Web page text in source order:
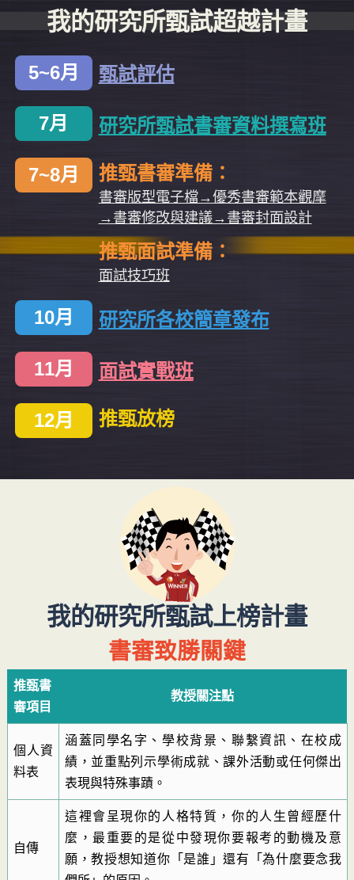
我的研究所甄試超越計畫
5~6月 甄試評估
7月 研究所甄試書審資料撰寫班
7~8月 推甄書審準備：
書審版型電子檔→優秀書審範本觀摩
→書審修改與建議→書審封面設計
推甄面試準備：
面試技巧班
10月 研究所各校簡章發布
11月 面試實戰班
12月 推甄放榜
我的研究所甄試上榜計畫
書審致勝關鍵
推甄書
審項目
教授關注點
個人資
料表
涵蓋同學名字、學校背景、聯繫資訊、在校成
績，並重點列示學術成就、課外活動或任何傑出
表現與特殊事蹟。
自傳
這裡會呈現你的人格特質，你的人生曾經歷什
麼，最重要的是從中發現你要報考的動機及意
願，教授想知道你「是誰」還有「為什麼要念我